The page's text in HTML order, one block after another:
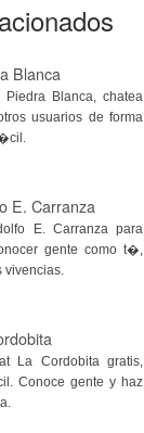
Blanca
Piedra Blanca, chatea
usuarios de forma
E. Carranza
E. Carranza para
gente como t�,
vivencias.
La Cordobita gratis,
Conoce gente y haz